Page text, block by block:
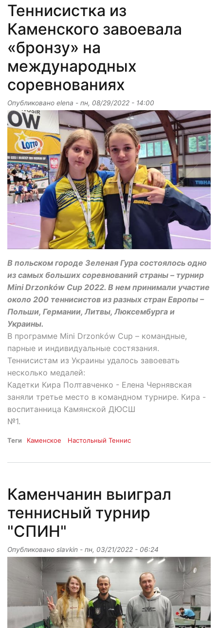
Теннисистка из
Каменского завоевала
«бронзу» на
международных
соревнованиях
Опубликовано elena - пн, 08/29/2022 - 14:00
В польском городе Зеленая Гура состоялось одно
из самых больших соревнований страны – турнир
Mini Drzonków Cup 2022. В нем принимали участие
около 200 теннисистов из разных стран Европы –
Польши, Германии, Литвы, Люксембурга и
Украины.
В программе Mini Drzonków Cup – командные,
парные и индивидуальные состязания.
Теннисистам из Украины удалось завоевать
несколько медалей:
Кадетки Кира Полтавченко - Елена Чернявская
заняли третье место в командном турнире. Кира -
воспитанница Камянской ДЮСШ
№1.
Теги Каменское Настольный Теннис
Каменчанин выиграл
теннисный турнир
"СПИН"
Опубликовано slavkin - пн, 03/21/2022 - 06:24